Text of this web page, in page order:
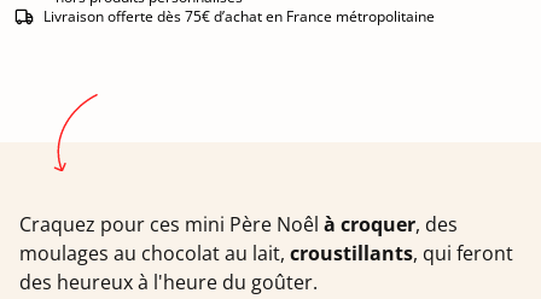
Livraison offerte dès 75€ d’achat en France métropolitaine
Craquez pour ces mini Père Noêl à croquer, des
moulages au chocolat au lait, croustillants, qui feront
des heureux à l'heure du goûter.